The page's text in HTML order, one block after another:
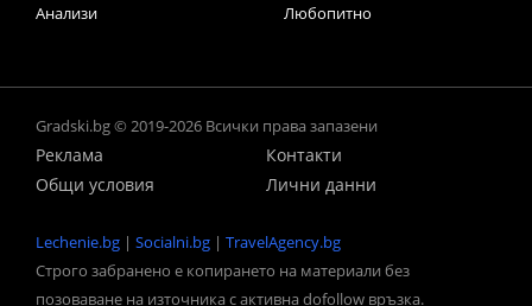
Анализи
Любопитно
Gradski.bg © 2019-2026 Всички права запазени
Реклама
Контакти
Общи условия
Лични данни
Lechenie.bg | Socialni.bg | TravelAgency.bg
Строго забранено е копирането на материали без
позоваване на източника с активна dofollow връзка.